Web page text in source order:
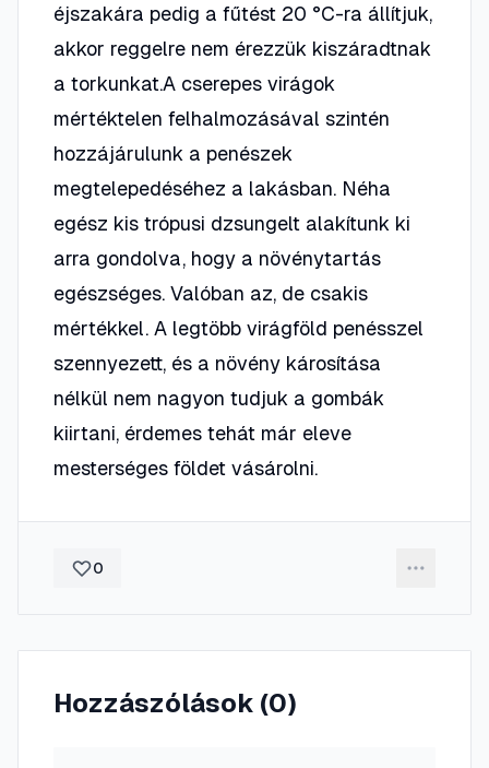
éjszakára pedig a fűtést 20 °C-ra állítjuk,
akkor reggelre nem érezzük kiszáradtnak
a torkunkat.A cserepes virágok
mértéktelen felhalmozásával szintén
hozzájárulunk a penészek
megtelepedéséhez a lakásban. Néha
egész kis trópusi dzsungelt alakítunk ki
arra gondolva, hogy a növénytartás
egészséges. Valóban az, de csakis
mértékkel. A legtöbb virágföld penésszel
szennyezett, és a növény károsítása
nélkül nem nagyon tudjuk a gombák
kiirtani, érdemes tehát már eleve
mesterséges földet vásárolni.
0
Hozzászólások (0)